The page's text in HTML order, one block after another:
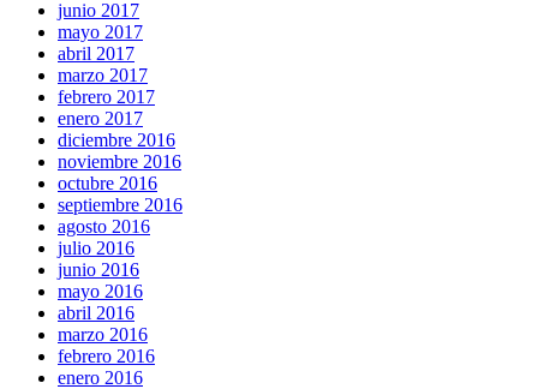
junio 2017
mayo 2017
abril 2017
marzo 2017
febrero 2017
enero 2017
diciembre 2016
noviembre 2016
octubre 2016
septiembre 2016
agosto 2016
julio 2016
junio 2016
mayo 2016
abril 2016
marzo 2016
febrero 2016
enero 2016